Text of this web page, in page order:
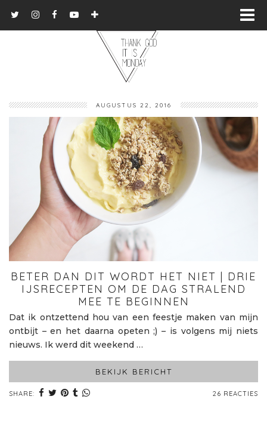
AUGUSTUS 22, 2016
BETER DAN DIT WORDT HET NIET | DRIE
IJSRECEPTEN OM DE DAG STRALEND
MEE TE BEGINNEN
Dat ik ontzettend hou van een feestje maken van mijn
ontbijt – en het daarna opeten ;) – is volgens mij niets
nieuws. Ik werd dit weekend …
BEKIJK BERICHT
SHARE: 26 REACTIES